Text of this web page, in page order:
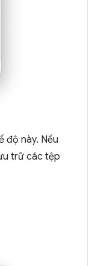
độ này. Nếu
trữ các tệp